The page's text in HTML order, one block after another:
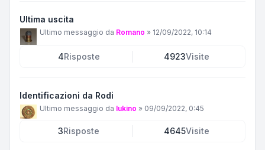
Ultima uscita
Ultimo messaggio da Romano » 12/09/2022, 10:14
4Risposte 4923Visite
Identificazioni da Rodi
Ultimo messaggio da lukino » 09/09/2022, 0:45
3Risposte 4645Visite